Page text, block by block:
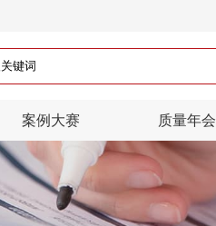
案例大赛 质量年会